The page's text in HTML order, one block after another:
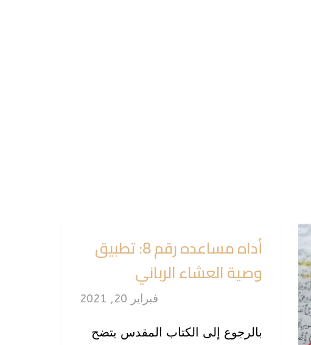
أداه مساعده رقم 8: تطبيق
وصية العشاء الرباني
فبراير 20, 2021
بالرجوع إلى الكتاب المقدس يتضح